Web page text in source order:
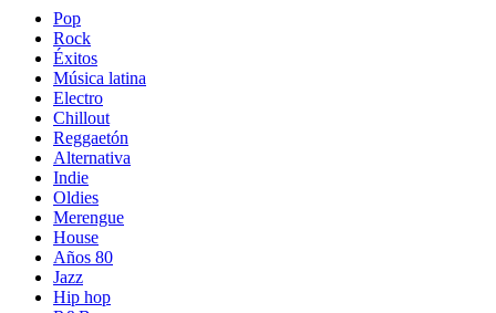
Pop
Rock
Éxitos
Música latina
Electro
Chillout
Reggaetón
Alternativa
Indie
Oldies
Merengue
House
Años 80
Jazz
Hip hop